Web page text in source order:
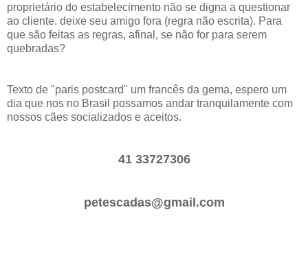
proprietário do estabelecimento não se digna a questionar
ao cliente. deixe seu amigo fora (regra não escrita). Para
que são feitas as regras, afinal, se não for para serem
quebradas?
Texto de "paris postcard" um francês da gema, espero um
dia que nos no Brasil possamos andar tranquilamente com
nossos cães socializados e aceitos.
41 33727306
petescadas@gmail.com